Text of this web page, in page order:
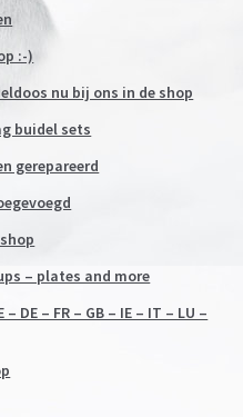
:-)
nu bij ons in de shop
buidel sets
gerepareerd
– plates and more
DE – FR – GB – IE – IT – LU –